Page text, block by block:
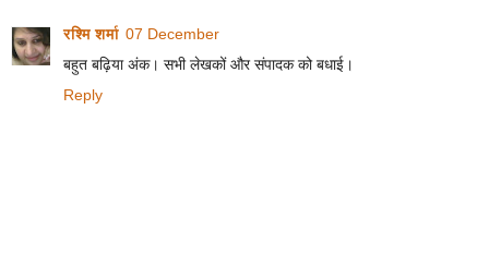
रश्मि शर्मा 07 December
बहुत बढ़िया अंक। सभी लेखकों और संपादक को बधाई।
Reply